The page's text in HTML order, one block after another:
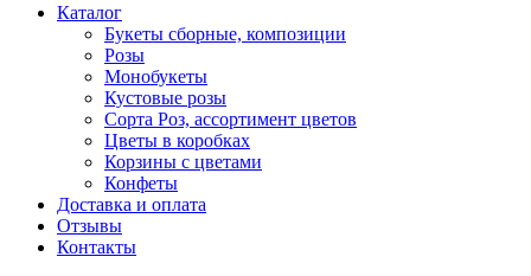
Каталог
Букеты сборные, композиции
Розы
Монобукеты
Кустовые розы
Сорта Роз, ассортимент цветов
Цветы в коробках
Корзины с цветами
Конфеты
Доставка и оплата
Отзывы
Контакты